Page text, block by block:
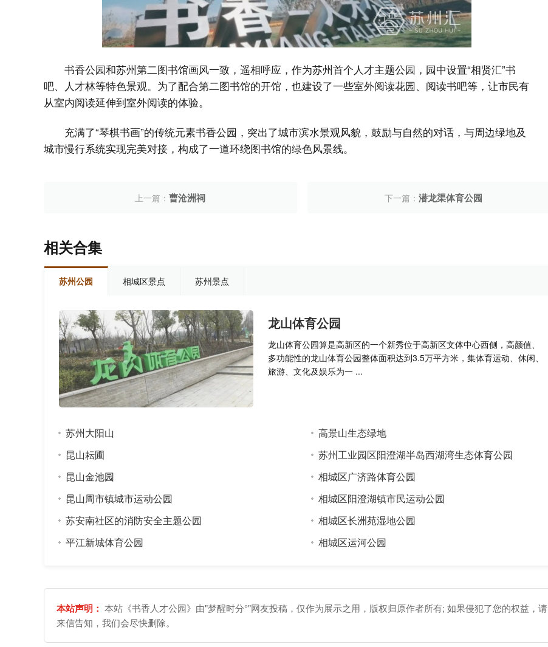
书香公园和苏州第二图书馆画风一致，遥相呼应，作为苏州首个人才主题公园，园中设置“相贤汇”书
吧、人才林等特色景观。为了配合第二图书馆的开馆，也建设了一些室外阅读花园、阅读书吧等，让市民有
从室内阅读延伸到室外阅读的体验。
充满了“琴棋书画”的传统元素书香公园，突出了城市滨水景观风貌，鼓励与自然的对话，与周边绿地及
城市慢行系统实现完美对接，构成了一道环绕图书馆的绿色风景线。
上一篇：曹沧洲祠 下一篇：潜龙渠体育公园
相关合集
苏州公园 相城区景点 苏州景点
龙山体育公园
龙山体育公园算是高新区的一个新秀位于高新区文体中心西侧，高颜值、
多功能性的龙山体育公园整体面积达到3.5万平方米，集体育运动、休闲、
旅游、文化及娱乐为一 ...
苏州大阳山
昆山耘圃
昆山金池园
昆山周市镇城市运动公园
苏安南社区的消防安全主题公园
平江新城体育公园
高景山生态绿地
苏州工业园区阳澄湖半岛西湖湾生态体育公园
相城区广济路体育公园
相城区阳澄湖镇市民运动公园
相城区长洲苑湿地公园
相城区运河公园
本站声明： 本站《书香人才公园》由"梦醒时分°"网友投稿，仅作为展示之用，版权归原作者所有; 如果侵犯了您的权益，请
来信告知，我们会尽快删除。